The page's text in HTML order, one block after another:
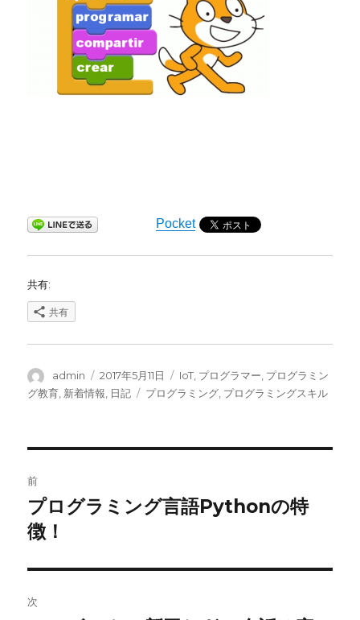
Pocket
共有:
共有
投
稿
admin
投
稿
2017年5月11日
カ
テ
IoT, プログラマー, プログラミン
グ教育 新着情報 日記
タ
プログラミング プログラミングスキル
稿
ナ
ビ
ゲ
前
前
の
稿:
プログラミング言語Pythonの特
徴！
次